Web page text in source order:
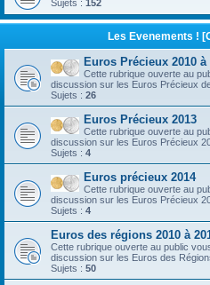
Sujets : 152
Les Evenements !
Euros Précieux 2010 à
Cette rubrique ouverte au
discussion sur les Euros Précieux
Sujets : 26
Euros Précieux 2013
Cette rubrique ouverte au
discussion sur les Euros Précieux
Sujets : 4
Euros précieux 2014
Cette rubrique ouverte au
discussion sur les Euros Précieux
Sujets : 4
Euros des régions 2010 à
Cette rubrique ouverte au public
discussion sur les Euros des
Sujets : 50